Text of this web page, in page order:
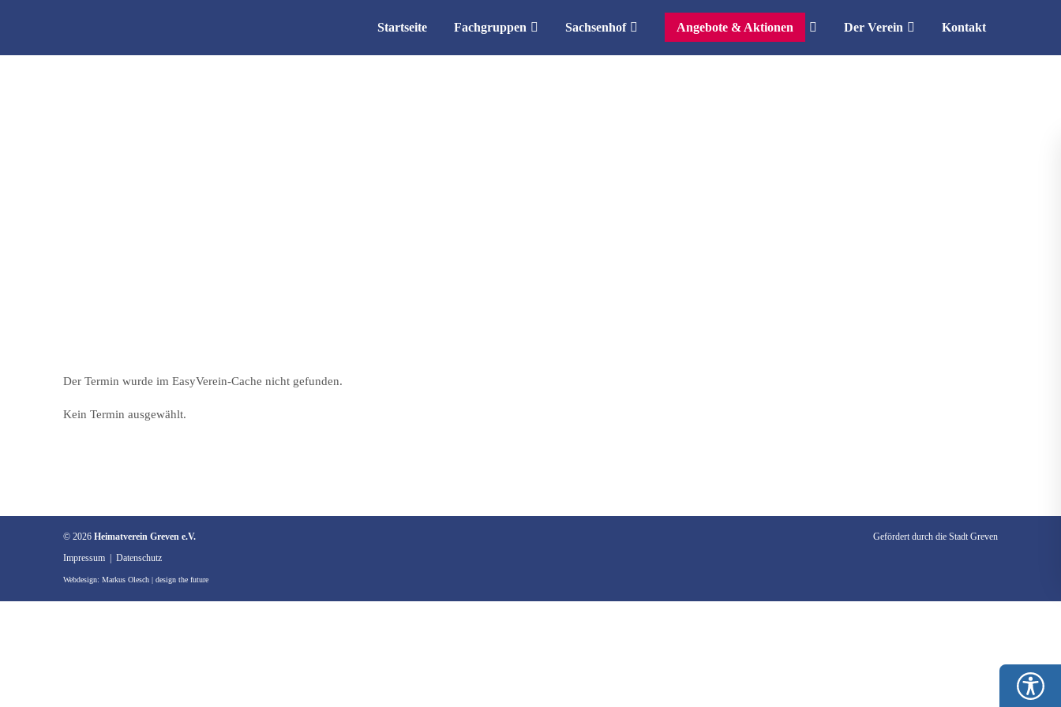
Startseite Fachgruppen Sachsenhof Angebote & Aktionen Der Verein Kontakt
Der Termin wurde im EasyVerein-Cache nicht gefunden.
Kein Termin ausgewählt.
© 2026Heimatverein Greven e.V.
Impressum |Datenschutz
Webdesign:Markus Olesch | design the future
Gefördert durch die Stadt Greven